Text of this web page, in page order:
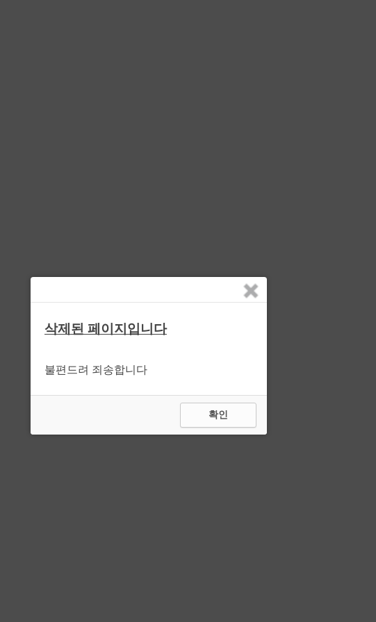
삭제된 페이지입니다
불편드려 죄송합니다
확인